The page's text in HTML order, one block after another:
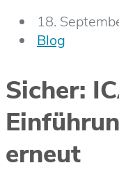
18.
Blog
Sicher:
erneut